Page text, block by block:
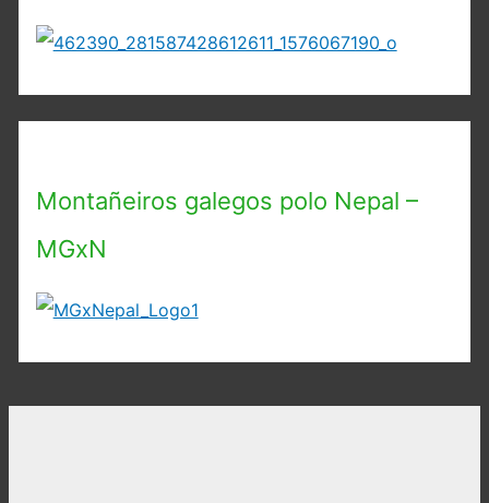
Montañeiros galegos polo Nepal –
MGxN